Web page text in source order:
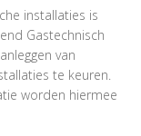
installaties is
Gastechnisch
van
te keuren.
worden hiermee